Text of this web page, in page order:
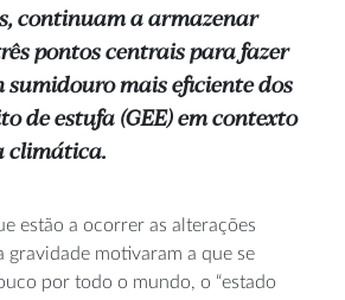
continuam a armazenar
pontos centrais para fazer
sumidouro mais eficiente dos
de estufa (GEE) em contexto
climática.
estão a ocorrer as alterações
gravidade motivaram a que se
por todo o mundo, o “estado